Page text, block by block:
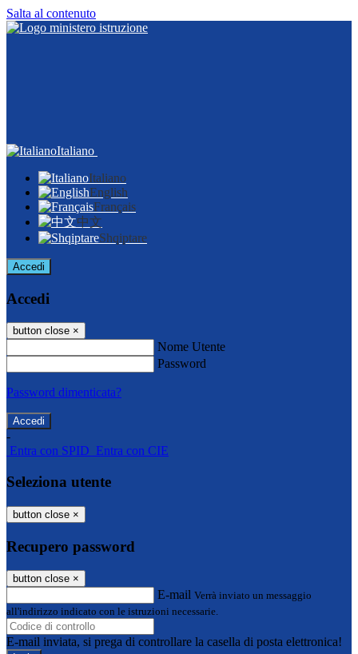
Salta al contenuto
Italiano
Italiano
English
Français
中文
Shqiptare
Accedi
Accedi
button close ×
Nome Utente
Password
Password dimenticata?
-
Entra con SPID Entra con CIE
Seleziona utente
button close ×
Recupero password
button close ×
E-mail Verrà inviato un messaggio
all'indirizzo indicato con le istruzioni necessarie.
E-mail inviata, si prega di controllare la casella di posta elettronica!